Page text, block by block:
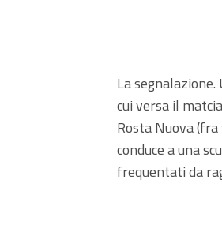
La
cui versa il
Rosta Nuova
conduce a una
frequentati da